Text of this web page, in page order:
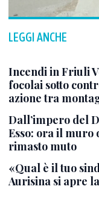
LEGGI ANCHE
Incendi in Friuli
focolai sotto
azione tra
Dall’impero del
Esso: ora il
rimasto muto
«Qual è il tuo
Aurisina si apre